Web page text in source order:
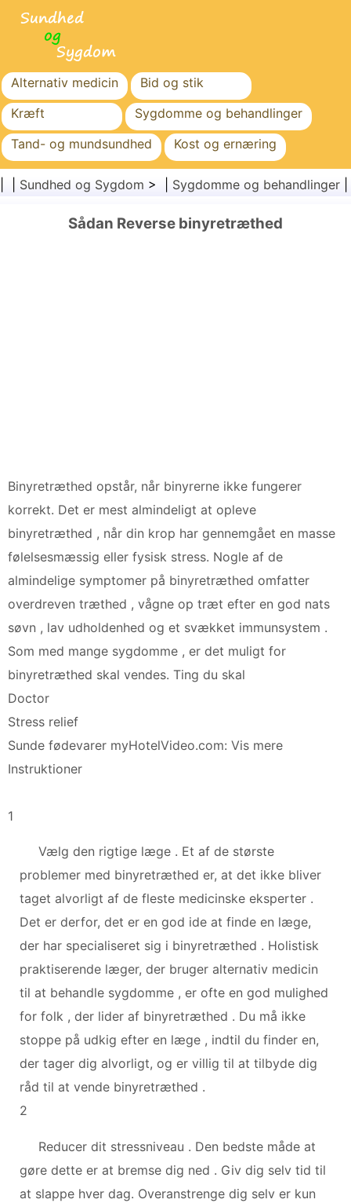
Alternativ medicin
Bid og stik
Kræft
Sygdomme og behandlinger
Tand- og mundsundhed
Kost og ernæring
Familiesundhed
Sundhedssektoren
Sundhed
Sundhed og Sygdom > | Sygdomme og behandlinger
Sådan Reverse binyretræthed
Binyretræthed opstår, når binyrerne ikke fungerer
korrekt. Det er mest almindeligt at opleve
binyretræthed , når din krop har gennemgået en masse
følelsesmæssig eller fysisk stress. Nogle af de
almindelige symptomer på binyretræthed omfatter
overdreven træthed , vågne op træt efter en god nats
søvn , lav udholdenhed og et svækket immunsystem .
Som med mange sygdomme , er det muligt for
binyretræthed skal vendes. Ting du skal
Doctor
Stress relief
Sunde fødevarer myHotelVideo.com: Vis mere
Instruktioner
1
Vælg den rigtige læge . Et af de største
problemer med binyretræthed er, at det ikke bliver
taget alvorligt af de fleste medicinske eksperter .
Det er derfor, det er en god ide at finde en læge,
der har specialiseret sig i binyretræthed . Holistisk
praktiserende læger, der bruger alternativ medicin
til at behandle sygdomme , er ofte en god mulighed
for folk , der lider af binyretræthed . Du må ikke
stoppe på udkig efter en læge , indtil du finder en,
der tager dig alvorligt, og er villig til at tilbyde dig
råd til at vende binyretræthed .
2
Reducer dit stressniveau . Den bedste måde at
gøre dette er at bremse dig ned . Giv dig selv tid til
at slappe hver dag. Overanstrenge dig selv er kun